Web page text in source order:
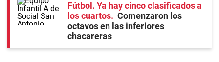
Fútbol. Ya hay cinco clasificados a
los cuartos
Comenzaron los
octavos en las inferiores
chacareras